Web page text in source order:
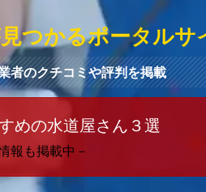
つかるポータルサ
者のクチコミや評判を掲載
めの水道屋さん３選
報も掲載中－